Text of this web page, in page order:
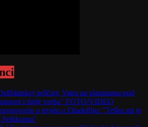
peščari; Vatra na planinama pod
i dalje vreba" FOTO/VIDEO
o trejdu u Filadelfiju: "Teško mi je
Seltiksima"